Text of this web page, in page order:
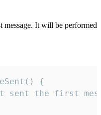
message. It will be performed
{
sent the first